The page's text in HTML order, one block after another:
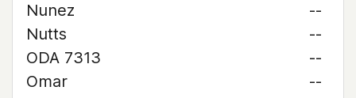
Nunez
--
Nutts
--
ODA 7313
--
Omar
--